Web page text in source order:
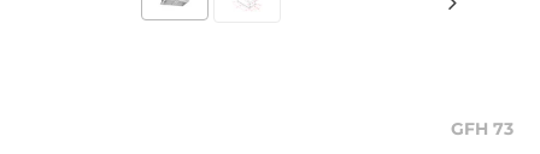
GFH 73